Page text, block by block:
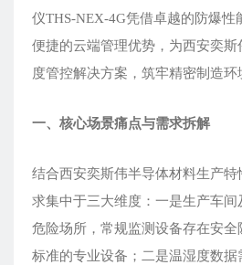
仪THS-NEX-4G凭借卓越的防爆性
便捷的云端管理优势，为西安奕
度管控解决方案，筑牢精密制造环
一、核心场景痛点与需求拆解
结合西安奕斯伟半导体材料生产
求集中于三大维度：一是生产车
危险场所，常规监测设备存在安
标准的专业设备；二是温湿度数